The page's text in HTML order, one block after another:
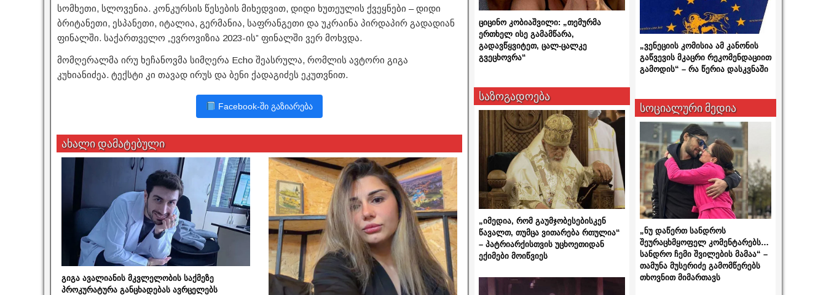
სომხეთი, სლოვენია. კონკურსის წესების მიხედვით, დიდი ხუთეულის ქვეყნები – დიდი
ბრიტანეთი, ესპანეთი, იტალია, გერმანია, საფრანგეთი და უკრაინა პირდაპირ გადადიან
ფინალში. საქართველო „ევროვიზია 2023-ის” ფინალში ვერ მოხვდა.
მომღერალმა ირუ ხეჩანოვმა სიმღერა Echo შეასრულა, რომლის ავტორი გიგა
კუხიანიძეა. ტექსტი კი თავად ირუს და ბენი ქადაგიძეს ეკუთვნით.
Facebook-ში გაზიარება
ახალი დამატებული
გიგა ავალიანის მკვლელობის საქმეზე
პროკურატურა განცხადებას ავრცელებს
ციცინო კობიაშვილი: „თემურმა
ერთხელ ისე გამამწარა,
გადავწყვიტეთ, ცალ-ცალკე
გვეცხოვრა“
საზოგადოება
„იმედია, რომ გაუმჯობესებისკენ
წავალთ, თუმცა ვითარება რთულია“
– პატრიარქისთვის უცხოეთიდან
ექიმები მოიწვიეს
„ვენეციის კომისია ამ კანონის
გაწვევის მკაცრი რეკომენდაციით
გამოდის“ – რა წერია დასკვნაში
სოციალური მედია
„ნუ დაწერთ სანდროს
შეურაცხმყოფელ კომენტარებს…
სანდრო ჩემი შვილების მამაა“ –
თამუნა მუსერიძე გამომწერებს
თხოვნით მიმართავს